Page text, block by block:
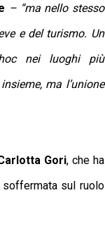
– “ma nello stesso
e del turismo. Un
hoc nei luoghi più
ma l’unione
Gori, che ha
sul ruolo